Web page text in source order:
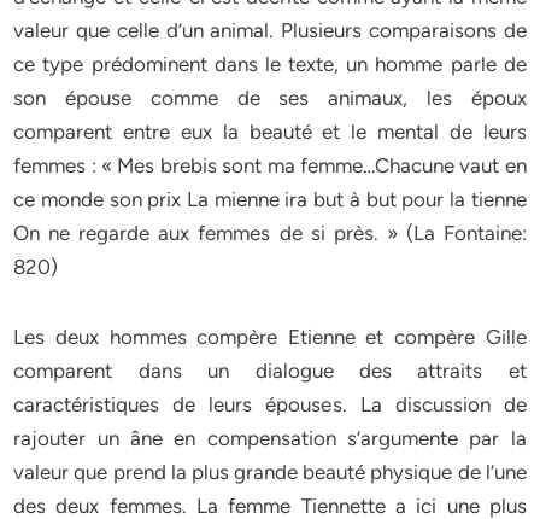
valeur que celle d’un animal. Plusieurs comparaisons de
ce type prédominent dans le texte, un homme parle de
son épouse comme de ses animaux, les époux
comparent entre eux la beauté et le mental de leurs
femmes : « Mes brebis sont ma femme…Chacune vaut en
ce monde son prix La mienne ira but à but pour la tienne
On ne regarde aux femmes de si près. » (La Fontaine:
820)
Les deux hommes compère Etienne et compère Gille
comparent dans un dialogue des attraits et
caractéristiques de leurs épouses. La discussion de
rajouter un âne en compensation s’argumente par la
valeur que prend la plus grande beauté physique de l’une
des deux femmes. La femme Tiennette a ici une plus